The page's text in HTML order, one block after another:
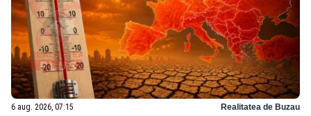
6 aug. 2026, 07:15 Realitatea de Buzau